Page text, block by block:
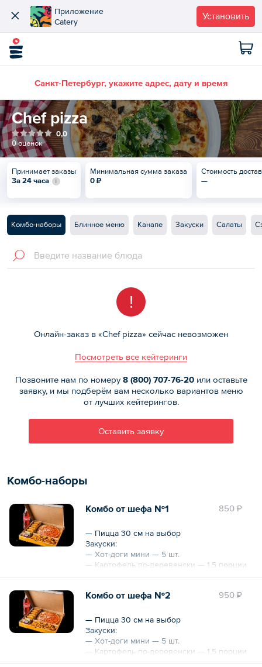
Приложение
Catery
Установить
Санкт-Петербург, укажите адрес, дату и время
Chef pizza
0,0
0 оценок
Принимает заказы
За 24 часа
Минимальная сумма заказа
0 ₽
Стоимость
—
Комбо-наборы Блинное меню Канапе Закуски Салаты
!
Онлайн-заказ в «Chef pizza» сейчас невозможен
Посмотреть все кейтеринги
Позвоните нам по номеру8 (800) 707-76-20или оставьте
заявку, и мы подберём вам несколько вариантов меню
от лучших кейтерингов.
Оставить заявку
Комбо-наборы
850 ₽
Комбо от шефа №1
— Пицца 30 см на выбор
Закуски:
— Хот-доги мини — 5 шт.
— Картофель по-деревенски — 1,5 порции
— Бутылка Coca-Cola — 1 л
950 ₽
Комбо от шефа №2
— Пицца 30 см на выбор
Закуски:
— Хот-доги мини — 5 шт.
— Картофель по-деревенски — 1,5 порции
— Бутылка Coca-Cola — 1 л